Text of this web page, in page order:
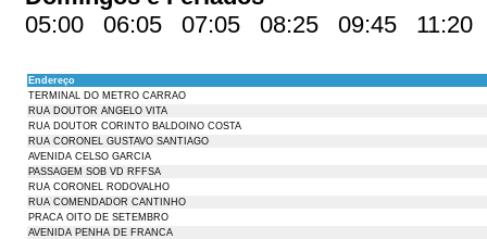
05:00 06:05 07:05 08:25 09:45
Endereço
TERMINAL DO METRO CARRAO
RUA DOUTOR ANGELO VITA
RUA DOUTOR CORINTO BALDOINO COSTA
RUA CORONEL GUSTAVO SANTIAGO
AVENIDA CELSO GARCIA
PASSAGEM SOB VD RFFSA
RUA CORONEL RODOVALHO
RUA COMENDADOR CANTINHO
PRACA OITO DE SETEMBRO
AVENIDA PENHA DE FRANCA